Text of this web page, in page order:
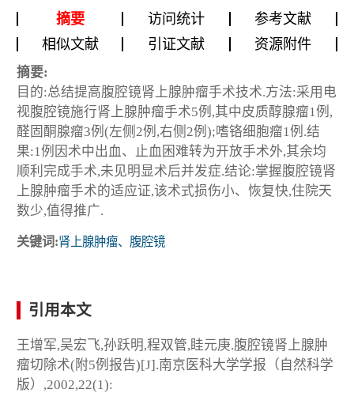
摘要 访问统计
参考文献
相似文献
引证文献 资源附件
摘要:
目的:总结提高腹腔镜肾上腺肿瘤手术技术.方法:采用电
视腹腔镜施行肾上腺肿瘤手术5例,其中皮质醇腺瘤1例,
醛固酮腺瘤3例(左侧2例,右侧2例);嗜铬细胞瘤1例.结
果:1例因术中出血、止血困难转为开放手术外,其余均
顺利完成手术,未见明显术后并发症.结论:掌握腹腔镜肾
上腺肿瘤手术的适应证,该术式损伤小、恢复快,住院天
数少,值得推广.
关键词:肾上腺肿瘤、腹腔镜
引用本文
王增军,吴宏飞,孙跃明,程双管,眭元庚.腹腔镜肾上腺肿
瘤切除术(附5例报告)[J].南京医科大学学报（自然科学
版）,2002,22(1):